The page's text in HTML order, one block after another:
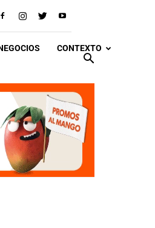
CONTEXTO